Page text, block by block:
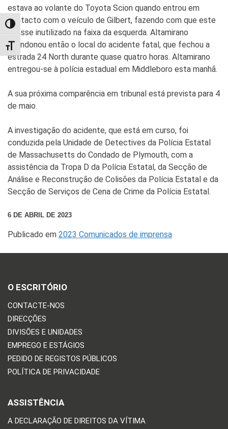
TOGGLE HIGH CONTRAST
TOGGLE FONT SIZE
estava ao volante do Toyota Scion quando entrou em
contacto com o veículo de Gilbert, fazendo com que este
ficasse inutilizado na faixa da esquerda. Altamirano
abandonou então o local do acidente fatal, que fechou a
estrada 24 North durante quase quatro horas. Altamirano
entregou-se à polícia estadual em Middleboro esta manhã.
A sua próxima comparência em tribunal está prevista para 4
de maio.
A investigação do acidente, que está em curso, foi
conduzida pela Unidade de Detectives da Polícia Estatal
de Massachusetts do Condado de Plymouth, com a
assistência da Tropa D da Polícia Estatal, da Secção de
Análise e Reconstrução de Colisões da Polícia Estatal e da
Secção de Serviços de Cena de Crime da Polícia Estatal.
6 DE ABRIL DE 2023
Publicado em 2023 Comunicados de imprensa
O ESCRITÓRIO
CONTACTE-NOS
DIRECÇÕES
DIVISÕES E UNIDADES
EMPREGO E ESTÁGIOS
PEDIDO DE REGISTOS PÚBLICOS
POLÍTICA DE PRIVACIDADE
ASSISTÊNCIA
A DECLARAÇÃO DE DIREITOS DA VÍTIMA